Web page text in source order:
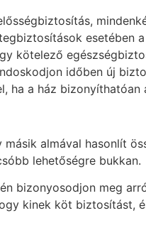
kötelező
időben új
ha a ház
almával hasonlít
lehetőségre bukkan.
bizonyosodjon meg
kinek köt biztosítást,